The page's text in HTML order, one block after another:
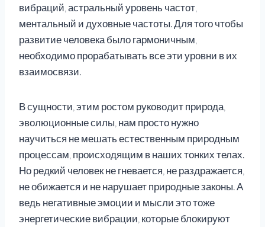
вибраций, астральный уровень частот,
ментальный и духовные частоты. Для того чтобы
развитие человека было гармоничным,
необходимо прорабатывать все эти уровни в их
взаимосвязи.
В сущности, этим ростом руководит природа,
эволюционные силы, нам просто нужно
научиться не мешать естественным природным
процессам, происходящим в наших тонких телах.
Но редкий человек не гневается, не раздражается,
не обижается и не нарушает природные законы. А
ведь негативные эмоции и мысли это тоже
энергетические вибрации, которые блокируют